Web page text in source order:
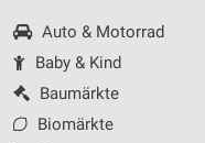
Auto & Motorrad
Baby & Kind
Baumärkte
Biomärkte